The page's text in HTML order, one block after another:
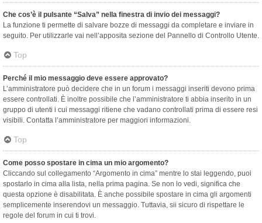
Che cos’è il pulsante “Salva” nella finestra di invio dei messaggi?
La funzione ti permette di salvare bozze di messaggi da completare e inviare in
seguito. Per utilizzarle vai nell’apposita sezione del Pannello di Controllo Utente.
Top
Perché il mio messaggio deve essere approvato?
L’amministratore può decidere che in un forum i messaggi inseriti devono prima
essere controllati. È inoltre possibile che l’amministratore ti abbia inserito in un
gruppo di utenti i cui messaggi ritiene che vadano controllati prima di essere resi
visibili. Contatta l’amministratore per maggiori informazioni.
Top
Come posso spostare in cima un mio argomento?
Cliccando sul collegamento “Argomento in cima” mentre lo stai leggendo, puoi
spostarlo in cima alla lista, nella prima pagina. Se non lo vedi, significa che
questa opzione è disabilitata. È anche possibile spostare in cima gli argomenti
semplicemente inserendovi un messaggio. Tuttavia, sii sicuro di rispettare le
regole del forum in cui ti trovi.